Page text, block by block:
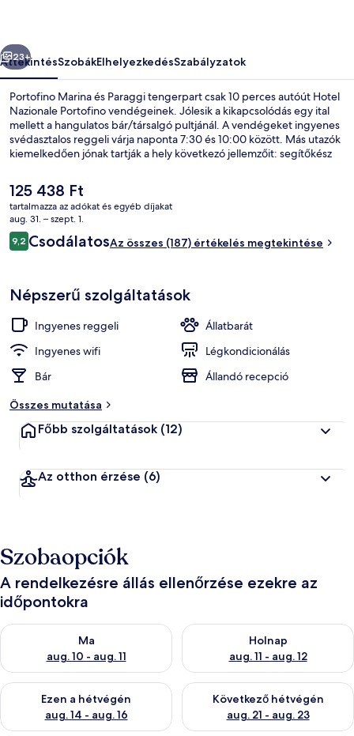
Következő
23+
ÁttekintésSzobákElhelyezkedésSzabályzatok
Portofino Marina és Paraggi tengerpart csak 10 perces autóút Hotel
Nazionale Portofino vendégeinek. Jólesik a kikapcsolódás egy ital
mellett a hangulatos bár/társalgó pultjánál. A vendégeket ingyenes
svédasztalos reggeli várja naponta 7:30 és 10:00 között. Más utazók
kiemelkedően jónak tartják a hely következó jellemzőit: segítőkész
A
jelenlegi
ár
125 438 Ft
125 438 Ft
tartalmazza az adókat és egyéb díjakat
aug. 31. – szept. 1.
Értékelések
9,29,2 ennyiből: 10
CsodálatosAz összes (187) értékelés megtekintése
Népszerű szolgáltatások
Ingyenes reggeli
Állatbarát
Ingyenes wifi
Légkondicionálás
Bár
Állandó recepció
Összes mutatása
Főbb szolgáltatások (12)
Az otthon érzése (6)
Szobaopciók
A rendelkezésre állás ellenőrzése ezekre az
időpontokra
Ma
aug. 10 - aug. 11
A ma esti rendelkezésre állás ellenőrzése: aug. 10 - aug. 11
Holnap
aug. 11 - aug. 12
A holnapi rendelkezésre állás
Ezen a hétvégén
aug. 14 - aug. 16
A mostani hétvégi rendelkezésre állás ellenőrzése: aug. 14 -
Következő hétvégén
aug. 21 - aug. 23
A következő hétvégi